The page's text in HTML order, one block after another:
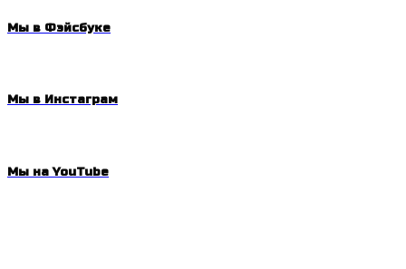
Мы в Фэйсбуке
Мы в Инстаграм
Мы на YouTube